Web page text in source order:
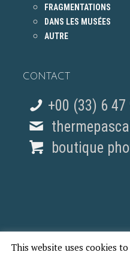
FRAGMENTATIONS
DANS LES MUSÉES
AUTRE
CONTACT
+00 (33) 6 47
boutique
This website uses cookies